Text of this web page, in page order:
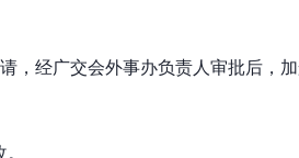
，经广交会外事办负责人审批后，